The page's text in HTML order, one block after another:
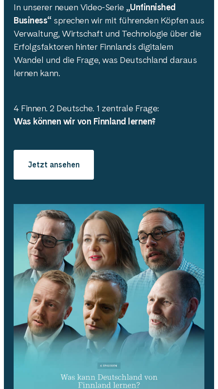
In unserer neuen Video-Serie „Unfinnished
Business“ sprechen wir mit führenden Köpfen aus
Verwaltung, Wirtschaft und Technologie über die
Erfolgsfaktoren hinter Finnlands digitalem
Wandel und die Frage, was Deutschland daraus
lernen kann.
4 Finnen. 2 Deutsche. 1 zentrale Frage:
Was können wir von Finnland lernen?
Jetzt ansehen